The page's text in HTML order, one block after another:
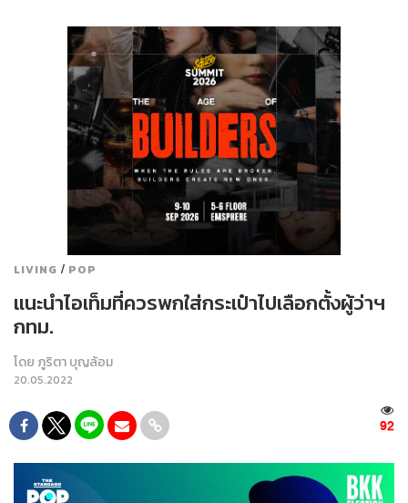
LIVING / POP
แนะนำไอเท็มที่ควรพกใส่กระเป๋าไปเลือกตั้งผู้ว่าฯ
กทม.
โดย ภูริตา บุญล้อม
20.05.2022
92